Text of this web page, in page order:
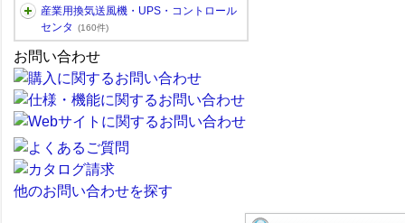
産業用換気送風機・UPS・コントロール
センタ
(160件)
お問い合わせ
他のお問い合わせを探す